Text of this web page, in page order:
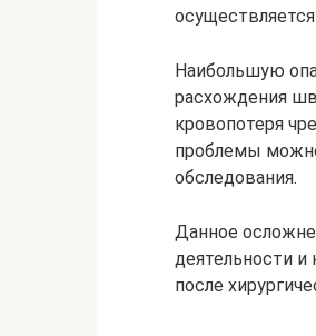
Наибольшую
расхождения
кровопотеря
проблемы
обследования.
Данное
деятельности
после